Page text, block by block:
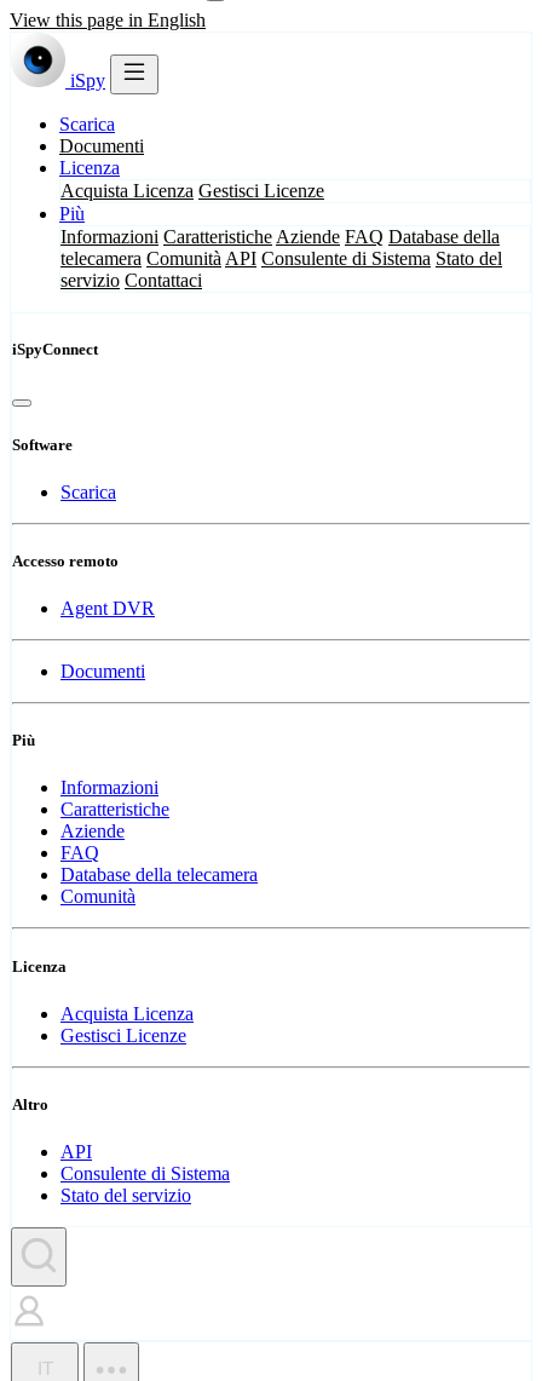
View this page in English
iSpy
Scarica
Documenti
Licenza
Acquista Licenza Gestisci Licenze
Più
Informazioni Caratteristiche Aziende FAQ Database della
telecamera Comunità API Consulente di Sistema Stato del
servizio Contattaci
iSpyConnect
Software
Scarica
Accesso remoto
Agent DVR
Documenti
Più
Informazioni
Caratteristiche
Aziende
FAQ
Database della telecamera
Comunità
Licenza
Acquista Licenza
Gestisci Licenze
Altro
API
Consulente di Sistema
Stato del servizio
IT